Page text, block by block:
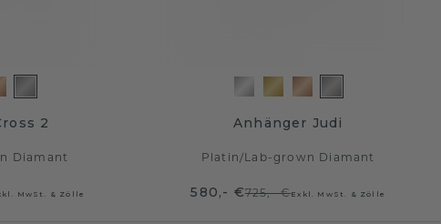
2
Diamant
MwSt. & Zölle
Anhänger Judi
Platin /Lab-grown Diamant
580,- €725,- €Exkl. MwSt. & Zölle